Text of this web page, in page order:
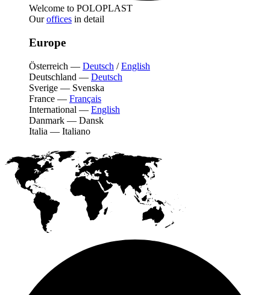
Welcome to POLOPLAST
Ouroffices in detail
Europe
Österreich — Deutsch /English
Deutschland — Deutsch
Sverige — Svenska
France — Français
International — English
Danmark — Dansk
Italia — Italiano